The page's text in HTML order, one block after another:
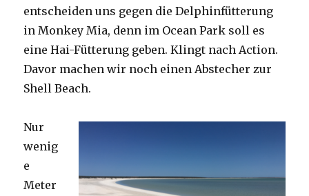
entscheiden uns gegen die Delphinfütterung
in Monkey Mia, denn im Ocean Park soll es
eine Hai-Fütterung geben. Klingt nach Action.
Davor machen wir noch einen Abstecher zur
Shell Beach.
Nur
wenig
e
Meter